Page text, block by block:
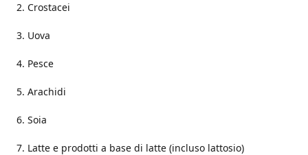
2. Crostacei
3. Uova
4. Pesce
5. Arachidi
6. Soia
7. Latte e prodotti a base di latte (incluso lattosio)